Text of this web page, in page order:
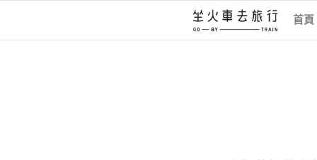
首頁